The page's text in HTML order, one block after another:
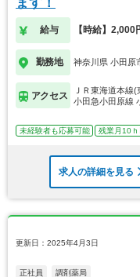
給与 【時給】2,000
勤務地 神奈川県 小田原
アクセス
ＪＲ東海道本線
小田急小田原線
未経験者も応募可能 残業月10
求人の詳細を見る
更新日：2025年4月3日
正社員 調剤薬局